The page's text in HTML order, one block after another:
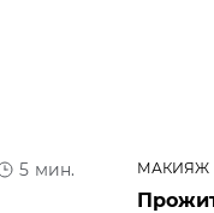
5 мин. МАКИЯЖ